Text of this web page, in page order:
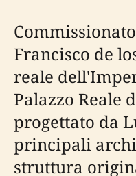
Francisco de
reale
Palazzo Reale
progettato da
principali
struttura